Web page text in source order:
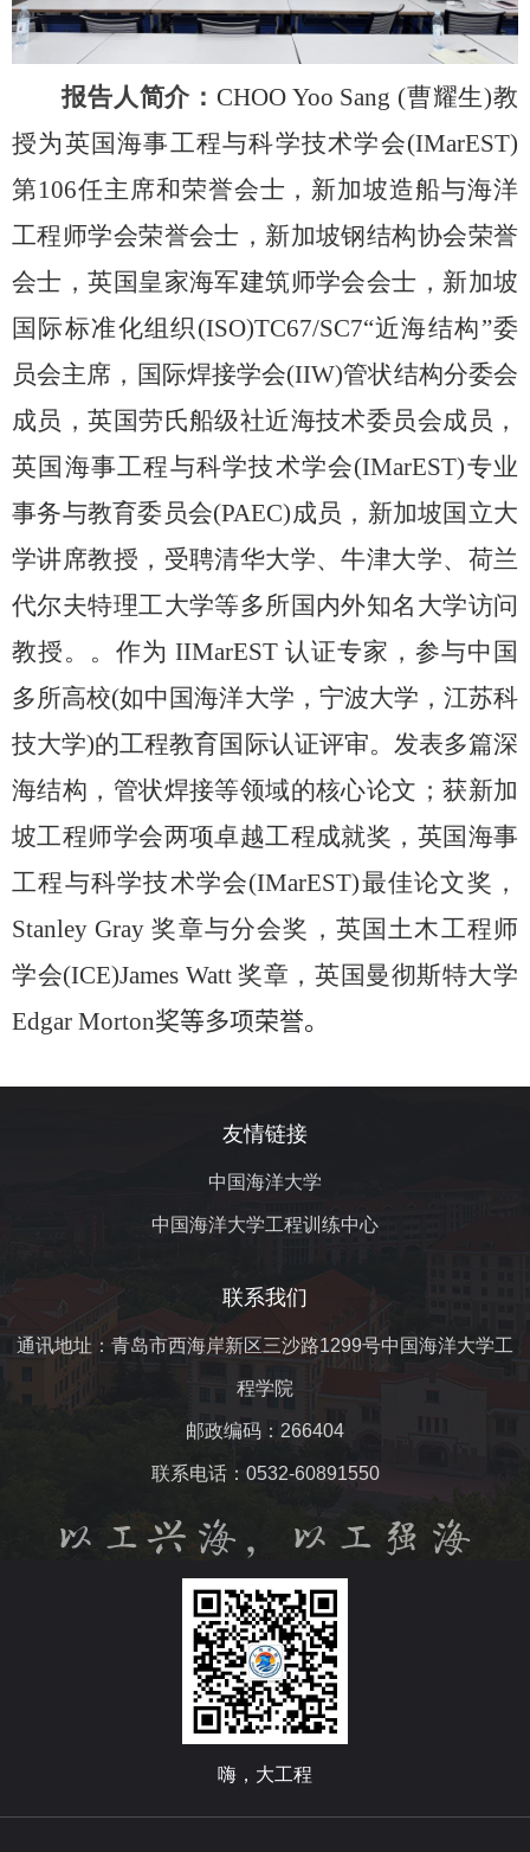
报告人简介： CHOO Yoo Sang (曹耀生)教
授为英国海事工程与科学技术学会(IMarEST)
第106任主席和荣誉会士，新加坡造船与海洋
工程师学会荣誉会士，新加坡钢结构协会荣誉
会士，英国皇家海军建筑师学会会士，新加坡
国际标准化组织 (ISO)TC67/SC7“近海结构”委
员会主席，国际焊接学会(IIW)管状结构分委会
成员，英国劳氏船级社近海技术委员会成员，
英国海事工程与科学技术学会(IMarEST)专业
事务与教育委员会(PAEC)成员，新加坡国立大
学讲席教授，受聘清华大学、牛津大学、荷兰
代尔夫特理工大学等多所国内外知名大学访问
教授。。作为 IIMarEST 认证专家，参与中国
多所高校(如中国海洋大学，宁波大学，江苏科
技大学)的工程教育国际认证评审。发表多篇深
海结构，管状焊接等领域的核心论文；获新加
坡工程师学会两项卓越工程成就奖，英国海事
工程与科学技术学会(IMarEST)最佳论文奖，
Stanley Gray奖章与分会奖，英国土木工程师
学会(ICE)James Watt奖章，英国曼彻斯特大学
Edgar Morton奖等多项荣誉。
友情链接
中国海洋大学
中国海洋大学工程训练中心
联系我们
通讯地址：青岛市西海岸新区三沙路1299号中国海洋大学工
程学院
邮政编码：266404
联系电话：0532-60891550
嗨，大工程